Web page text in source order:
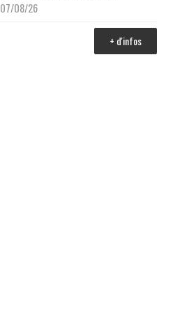
07/08/26
+ d'infos